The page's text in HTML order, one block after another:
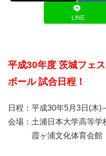
LINE
平成30年度 茨城フェ
ボール 試合日程！
日程：平成30年5月3日(木)
会場：土浦日本大学高等学
霞ヶ浦文化体育会館